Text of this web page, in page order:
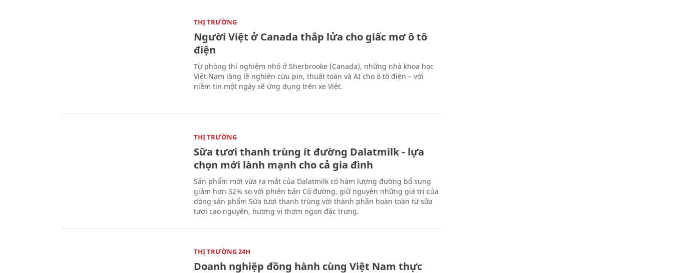
THỊ TRƯỜNG
Người Việt ở Canada thắp lửa cho giấc mơ ô tô
điện
Từ phòng thí nghiệm nhỏ ở Sherbrooke (Canada), những nhà khoa học
Việt Nam lặng lẽ nghiên cứu pin, thuật toán và AI cho ô tô điện – với
niềm tin một ngày sẽ ứng dụng trên xe Việt.
THỊ TRƯỜNG
Sữa tươi thanh trùng ít đường Dalatmilk - lựa
chọn mới lành mạnh cho cả gia đình
Sản phẩm mới vừa ra mắt của Dalatmilk có hàm lượng đường bổ sung
giảm hơn 32% so với phiên bản Có đường, giữ nguyên những giá trị của
dòng sản phẩm Sữa tươi thanh trùng với thành phần hoàn toàn từ sữa
tươi cao nguyên, hương vị thơm ngon đặc trưng.
THỊ TRƯỜNG 24H
Doanh nghiệp đồng hành cùng Việt Nam thực